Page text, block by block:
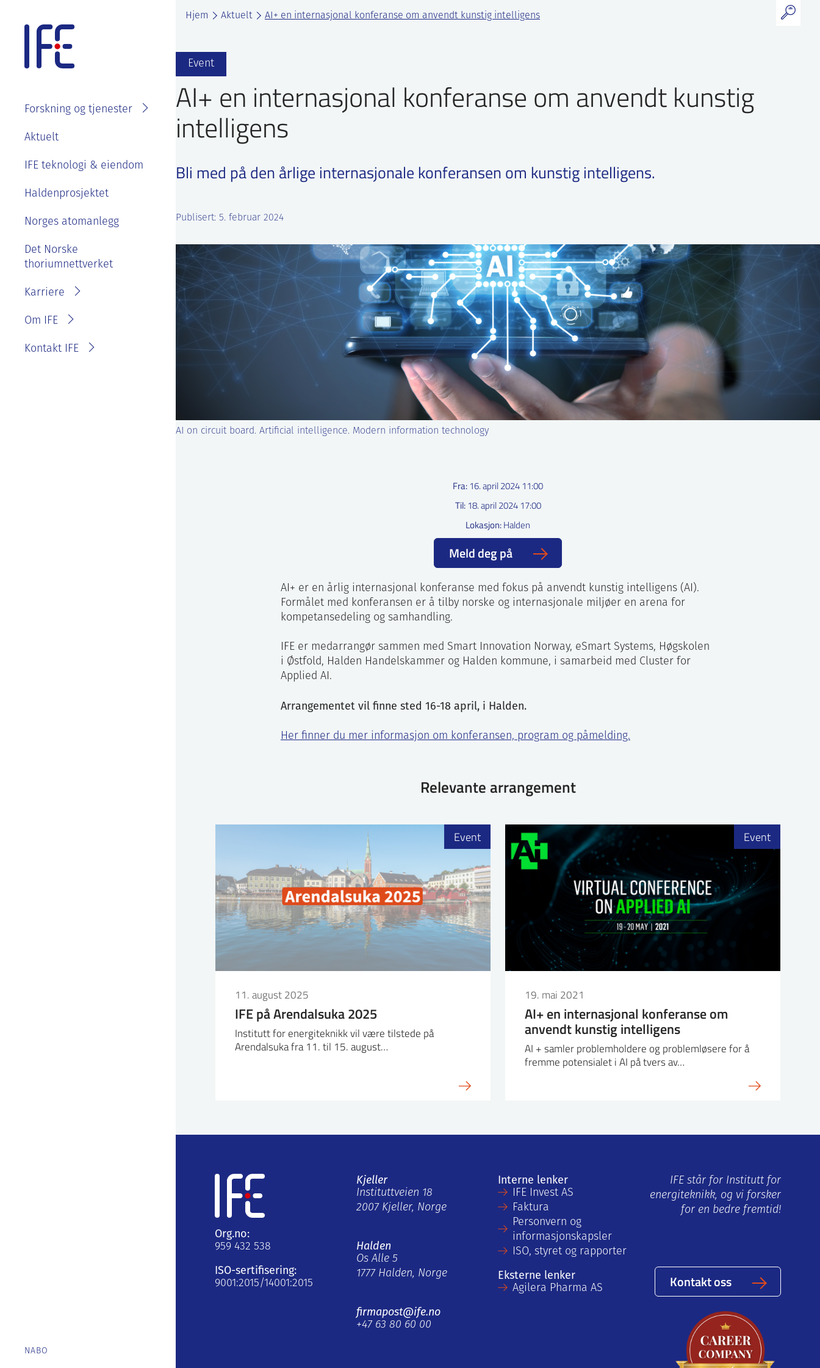
Forskning og tjenester
Prosjekter
Laboratorier
Tjenester
Aktuelt
IFE teknologi & eiendom
Haldenprosjektet
Norges atomanlegg
Det Norske
thoriumnettverket
Karriere
Se ledige stillinger
velferdsordninger
Sommerjobb eller
masteroppgave på
Om IFE
Om IFE
rapporter
Bærekraft og etikk
IFE sin historie
Personvernerklæring for
Kontakt IFE
Kontakt IFE
Våre ansatte
Fakturainformasjon
Varsling eller melde
NABO
Hjem Aktuelt AI+ en internasjonal konferanse om anvendt kunstig intelligens
Event
AI+ en internasjonal konferanse om anvendt kunstig
intelligens
Bli med på den årlige internasjonale konferansen om kunstig intelligens.
Publisert: 5. februar 2024
AI on circuit board. Artificial intelligence. Modern information technology
Fra: 16. april 2024 11:00
Til: 18. april 2024 17:00
Lokasjon: Halden
Meld deg på
AI+ er en årlig internasjonal konferanse med fokus på anvendt kunstig intelligens (AI).
Formålet med konferansen er å tilby norske og internasjonale miljøer en arena for
kompetansedeling og samhandling.
IFE er medarrangør sammen med Smart Innovation Norway, eSmart Systems, Høgskolen
i Østfold, Halden Handelskammer og Halden kommune, i samarbeid med Cluster for
Applied AI.
Arrangementet vil finne sted 16-18 april, i Halden.
Her finner du mer informasjon om konferansen, program og påmelding.
Relevante arrangement
11. august 2025
IFE på Arendalsuka 2025
Institutt for energiteknikk vil være tilstede på
Arendalsuka fra 11. til 15. august…
Event
19. mai 2021
AI+ en internasjonal konferanse om
anvendt kunstig intelligens
AI + samler problemholdere og problemløsere for å
fremme potensialet i AI på tvers av…
Event
Org.no:
959 432 538
ISO-sertifisering:
9001:2015/14001:2015
Kjeller
Instituttveien 18
2007 Kjeller, Norge
Halden
Os Alle 5
1777 Halden, Norge
firmapost@ife.no
+47 63 80 60 00
Interne lenker
IFE Invest AS
Faktura
Personvern og
informasjonskapsler
ISO, styret og rapporter
Eksterne lenker
Agilera Pharma AS
IFE står for Institutt for
energiteknikk, og vi forsker
for en bedre fremtid!
Kontakt oss